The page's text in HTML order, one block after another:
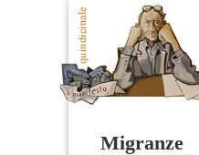
Migranze